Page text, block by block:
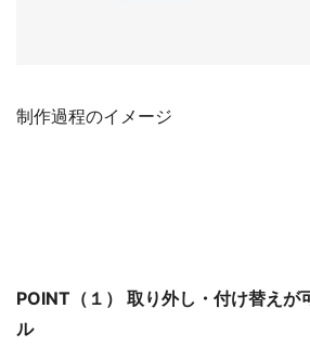
制作過程のイメージ
POINT（１） 取り外し・付け替えが
ル